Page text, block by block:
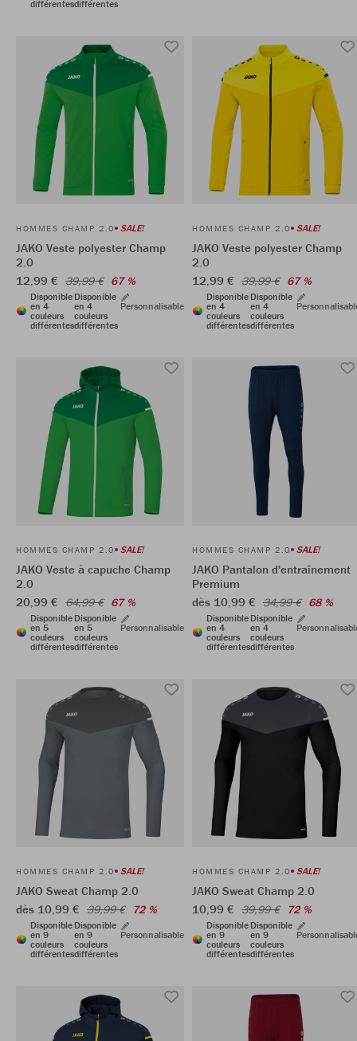
différentesdifférentes
HOMMES CHAMP 2.0 SALE!
JAKO Veste polyester Champ
2.0
12,99 € 39,99 € 67 %
Disponible
en 4
couleurs
différentes
Disponible
en 4
couleurs
différentes
Personnalisable
HOMMES CHAMP 2.0 SALE!
JAKO Veste polyester Champ
2.0
12,99 € 39,99 € 67 %
Disponible
en 4
couleurs
différentes
Disponible
en 4
couleurs
différentes
HOMMES CHAMP 2.0 SALE!
JAKO Veste à capuche Champ
2.0
20,99 € 64,99 € 67 %
Disponible
en 5
couleurs
différentes
Disponible
en 5
couleurs
différentes
Personnalisable
HOMMES CHAMP 2.0 SALE!
JAKO Pantalon d'entraînement
Premium
dès 10,99 € 34,99 € 68 %
Disponible
en 4
couleurs
différentes
Disponible
en 4
couleurs
différentes
HOMMES CHAMP 2.0 SALE!
JAKO Sweat Champ 2.0
dès 10,99 € 39,99 € 72 %
Disponible
en 9
couleurs
différentes
Disponible
en 9
couleurs
différentes
Personnalisable
HOMMES CHAMP 2.0 SALE!
JAKO Sweat Champ 2.0
10,99 € 39,99 € 72 %
Disponible
en 9
couleurs
différentes
Disponible
en 9
couleurs
différentes